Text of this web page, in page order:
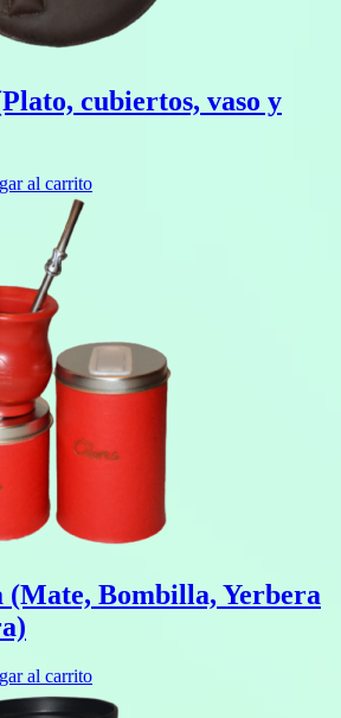
cubiertos, vaso y
al carrito
(Mate, Bombilla, Yerbera
al carrito